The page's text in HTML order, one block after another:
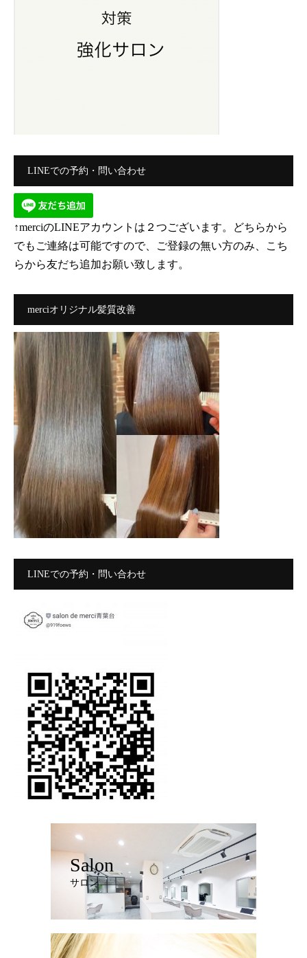
LINEでの予約・問い合わせ
↑merciのLINEアカウントは２つございます。どちらから
でもご連絡は可能ですので、ご登録の無い方のみ、こち
らから友だち追加お願い致します。
merciオリジナル髪質改善
LINEでの予約・問い合わせ
Salon
サロン